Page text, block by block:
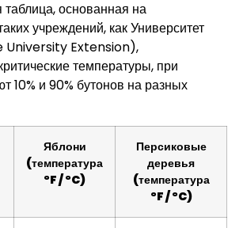
основанная на
учреждений, как Университет
University Extension),
температуры, при
10% и 90% бутонов на разных
Яблони
(температура
°F / °C)
Персиковые
деревья
(температура
°F / °C)